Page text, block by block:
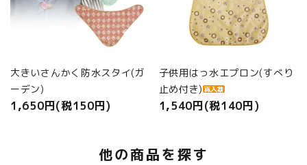
大きいさんかく防水スタイ(ガ
ーデン)
1,650円(税150円)
子供用はっ水エプロン(すべり
止め付き)
1,540円(税140円)
他の商品を探す